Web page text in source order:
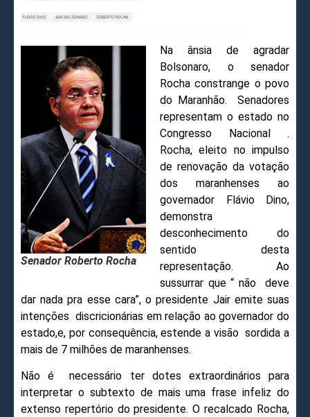
Senador Roberto Rocha
Na ânsia de agradar
Bolsonaro, o senador
Rocha constrange o povo
do Maranhão. Senadores
representam o estado no
Congresso Nacional .
Rocha, eleito no impulso
de renovação da votação
dos maranhenses ao
governador Flávio Dino,
demonstra
desconhecimento do
sentido desta
representação. Ao
sussurrar que “ não deve
dar nada pra esse cara”, o presidente Jair emite suas
intenções discricionárias em relação ao governador do
estado,e, por consequência, estende a visão sordida a
mais de 7 milhões de maranhenses.
Não é necessário ter dotes extraordinários para
interpretar o subtexto de mais uma frase infeliz do
extenso repertório do presidente. O recalcado Rocha,